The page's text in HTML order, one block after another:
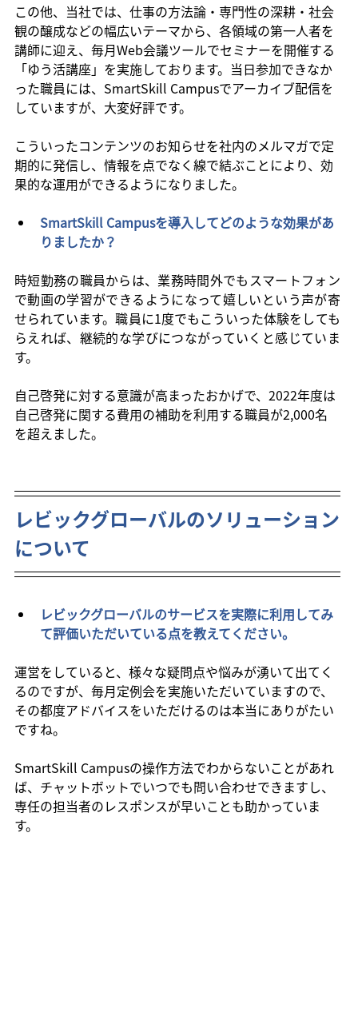
この他、当社では、仕事の方法論・専門性の深耕・社会
観の醸成などの幅広いテーマから、各領域の第一人者を
講師に迎え、毎月Web会議ツールでセミナーを開催する
「ゆう活講座」を実施しております。当日参加できなか
った職員には、SmartSkill Campusでアーカイブ配信を
していますが、大変好評です。
こういったコンテンツのお知らせを社内のメルマガで定
期的に発信し、情報を点でなく線で結ぶことにより、効
果的な運用ができるようになりました。
SmartSkill Campusを導入してどのような効果があ
りましたか？
時短勤務の職員からは、業務時間外でもスマートフォン
で動画の学習ができるようになって嬉しいという声が寄
せられています。職員に1度でもこういった体験をしても
らえれば、継続的な学びにつながっていくと感じていま
す。
自己啓発に対する意識が高まったおかげで、2022年度は
自己啓発に関する費用の補助を利用する職員が2,000名
を超えました。
レビックグローバルのソリューション
について
レビックグローバルのサービスを実際に利用してみ
て評価いただいている点を教えてください。
運営をしていると、様々な疑問点や悩みが湧いて出てく
るのですが、毎月定例会を実施いただいていますので、
その都度アドバイスをいただけるのは本当にありがたい
ですね。
SmartSkill Campusの操作方法でわからないことがあれ
ば、チャットボットでいつでも問い合わせできますし、
専任の担当者のレスポンスが早いことも助かっていま
す。